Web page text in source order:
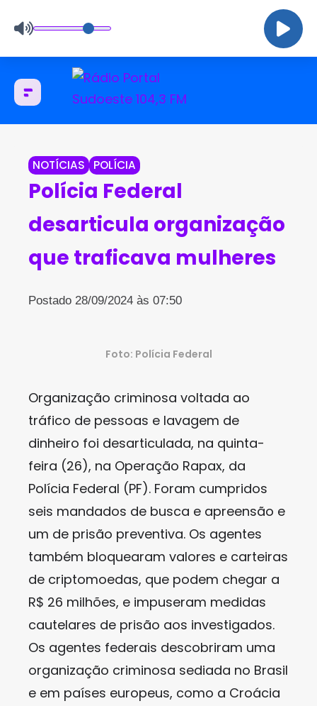
NOTÍCIAS POLÍCIA
Polícia Federal
desarticula organização
que traficava mulheres
Postado 28/09/2024 às 07:50
Foto: Polícia Federal
Organização criminosa voltada ao
tráfico de pessoas e lavagem de
dinheiro foi desarticulada, na quinta-
feira (26), na Operação Rapax, da
Polícia Federal (PF). Foram cumpridos
seis mandados de busca e apreensão e
um de prisão preventiva. Os agentes
também bloquearam valores e carteiras
de criptomoedas, que podem chegar a
R$ 26 milhões, e impuseram medidas
cautelares de prisão aos investigados.
Os agentes federais descobriram uma
organização criminosa sediada no Brasil
e em países europeus, como a Croácia